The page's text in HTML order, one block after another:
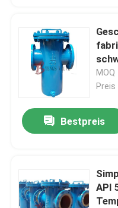
Produkte
Bestpreis
API